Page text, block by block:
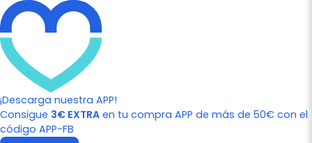
¡Descarga nuestra APP!
Consigue 3€ EXTRA en tu compra APP de más de 50€ con el
código APP-FB